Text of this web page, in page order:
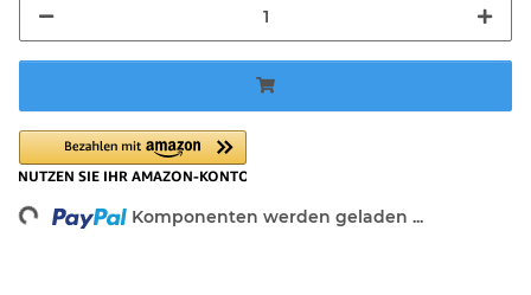
Komponenten werden geladen ...